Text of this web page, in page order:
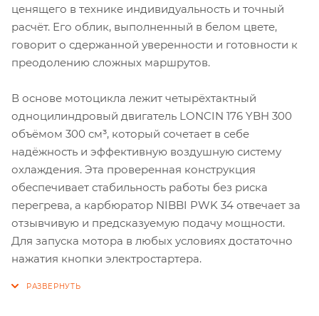
ценящего в технике индивидуальность и точный
расчёт. Его облик, выполненный в белом цвете,
говорит о сдержанной уверенности и готовности к
преодолению сложных маршрутов.
В основе мотоцикла лежит четырёхтактный
одноцилиндровый двигатель LONCIN 176 YBH 300
объёмом 300 см³, который сочетает в себе
надёжность и эффективную воздушную систему
охлаждения. Эта проверенная конструкция
обеспечивает стабильность работы без риска
перегрева, а карбюратор NIBBI PWK 34 отвечает за
отзывчивую и предсказуемую подачу мощности.
Для запуска мотора в любых условиях достаточно
нажатия кнопки электростартера.